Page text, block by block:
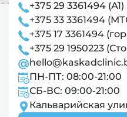
+375 29 3361494 (А1)
+375 33 3361494
+375 17 3361494
+375 29 1950223
ПН-ПТ: 08:00-21:00
СБ-ВС: 09:00-21:00
Кальварийская